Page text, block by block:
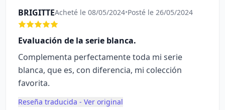
BRIGITTEAcheté le 08/05/2024•Posté le 26/05/2024
Evaluación de la serie blanca.
Complementa perfectamente toda mi serie
blanca, que es, con diferencia, mi colección
favorita.
Reseña traducida - Ver original